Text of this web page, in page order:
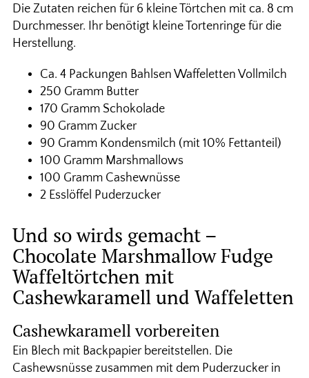
Die Zutaten reichen für 6 kleine Törtchen mit ca. 8 cm
Durchmesser. Ihr benötigt kleine Tortenringe für die
Herstellung.
Ca. 4 Packungen Bahlsen Waffeletten Vollmilch
250 Gramm Butter
170 Gramm Schokolade
90 Gramm Zucker
90 Gramm Kondensmilch (mit 10% Fettanteil)
100 Gramm Marshmallows
100 Gramm Cashewnüsse
2 Esslöffel Puderzucker
Und so wirds gemacht –
Chocolate Marshmallow Fudge
Waffeltörtchen mit
Cashewkaramell und Waffeletten
Cashewkaramell vorbereiten
Ein Blech mit Backpapier bereitstellen. Die
Cashewsnüsse zusammen mit dem Puderzucker in